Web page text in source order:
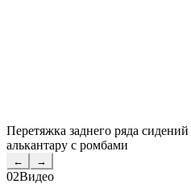
Перетяжка заднего ряда
алькантару с ромбами
← →
02Видео